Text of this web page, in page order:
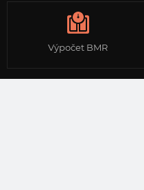
Výpočet BMR